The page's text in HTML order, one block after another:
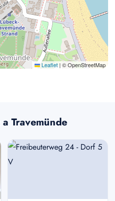
Leaflet |© OpenStreetMap
Travemünde